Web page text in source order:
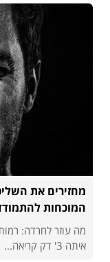
מחזירים את
המוכחות
מה עוזר לחרדה:
איתה 3' דק קריאה...